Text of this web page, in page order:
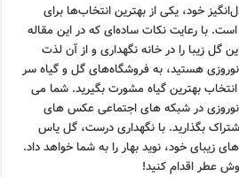
خود، یکی از بهترین انتخاب‌ها برای
با رعایت نکات ساده‌ای که در این مقاله
گل زیبا را در خانه نگهداری و از آن لذت
نوروزی هستید، به فروشگاه‌های گل و گیاه سر
انتخاب بهترین گیاه مشورت بگیرید. شما می
در شبکه های اجتماعی عکس های
بگذارید. با نگهداری درست، گل یاس
زیبای خود، نوید بهار را به شما خواهد داد.
عطر اقدام کنید!